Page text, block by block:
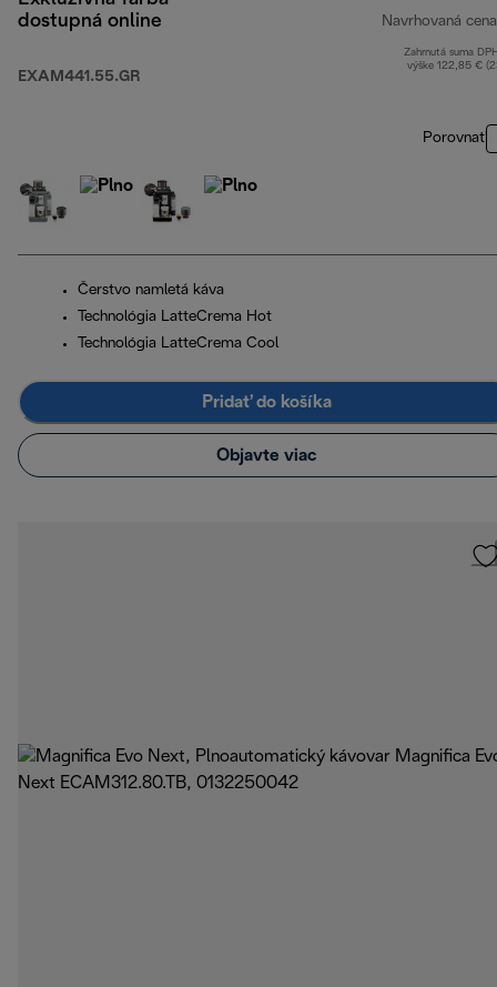
dostupná online
EXAM441.55.GR
Navrhovaná cena
Zahrnutá suma
výške 122,85 €
Porovnať
Čerstvo namletá káva
Technológia LatteCrema Hot
Technológia LatteCrema Cool
Pridať do košíka
Objavte viac